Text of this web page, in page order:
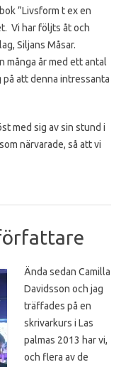
”Livsform t ex en
Vi har följts åt och
Siljans Måsar.
många år med ett antal
på att denna intressanta
med sig av sin stund i
närvarade, så att vi
Ända sedan Camilla
Davidsson och jag
träffades på en
skrivarkurs i Las
palmas 2013 har vi,
och flera av de